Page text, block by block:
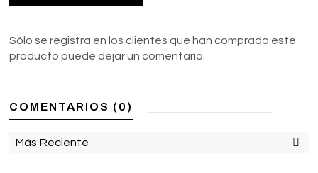
Sólo se registra en los clientes que han comprado este
producto puede dejar un comentario.
COMENTARIOS (0)
Más Reciente